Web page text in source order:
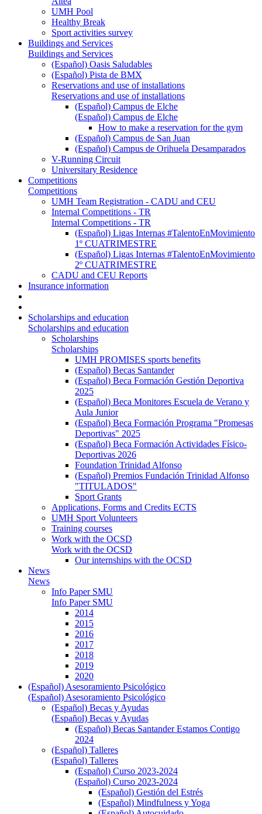
UMH Pool
Healthy Break
Sport activities survey
Buildings and Services
Buildings and Services
(Español) Oasis Saludables
(Español) Pista de BMX
Reservations and use of installations
Reservations and use of installations
(Español) Campus de Elche
(Español) Campus de Elche
How to make a reservation for the gym
(Español) Campus de San Juan
(Español) Campus de Orihuela Desamparados
V-Running Circuit
Universitary Residence
Competitions
Competitions
UMH Team Registration - CADU and CEU
Internal Competitions - TR
Internal Competitions - TR
(Español) Ligas Internas #TalentoEnMovimiento
1º CUATRIMESTRE
(Español) Ligas Internas #TalentoEnMovimiento
2º CUATRIMESTRE
CADU and CEU Reports
Insurance information
Scholarships and education
Scholarships and education
Scholarships
Scholarships
UMH PROMISES sports benefits
(Español) Becas Santander
(Español) Beca Formación Gestión Deportiva
2025
(Español) Beca Monitores Escuela de Verano y
Aula Junior
(Español) Beca Formación Programa "Promesas
Deportivas" 2025
(Español) Beca Formación Actividades Físico-
Deportivas 2026
Foundation Trinidad Alfonso
(Español) Premios Fundación Trinidad Alfonso
"TITULADOS"
Sport Grants
Applications, Forms and Credits ECTS
UMH Sport Volunteers
Training courses
Work with the OCSD
Work with the OCSD
Our internships with the OCSD
News
News
Info Paper SMU
Info Paper SMU
2014
2015
2016
2017
2018
2019
2020
(Español) Asesoramiento Psicológico
(Español) Asesoramiento Psicológico
(Español) Becas y Ayudas
(Español) Becas y Ayudas
(Español) Becas Santander Estamos Contigo
2024
(Español) Talleres
(Español) Talleres
(Español) Curso 2023-2024
(Español) Curso 2023-2024
(Español) Gestión del Estrés
(Español) Mindfulness y Yoga